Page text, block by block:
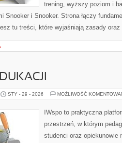
trening, wyższy poziom i
Snooker i Snooker. Strona łączy
tu treści, które wyjaśniają zasady
STY - 29 - 2026 MOŻLIWOŚĆ
IWspo to praktyczna
przestrzeń, w którym
studenci oraz opiekunowie